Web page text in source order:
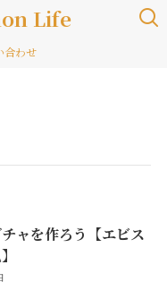
Life
合わせ
ャを作ろう【エビス